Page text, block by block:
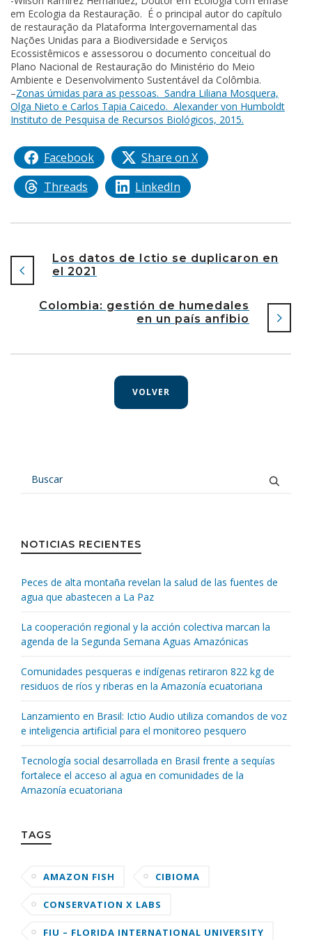
em Ecologia da Restauração. É o principal autor do capítulo
de restauração da Plataforma Intergovernamental das
Nações Unidas para a Biodiversidade e Serviços
Ecossistêmicos e assessorou o documento conceitual do
Plano Nacional de Restauração do Ministério do Meio
Ambiente e Desenvolvimento Sustentável da Colômbia.
–Zonas úmidas para as pessoas. Sandra Liliana Mosquera,
Olga Nieto e Carlos Tapia Caicedo. Alexander von Humboldt
Instituto de Pesquisa de Recursos Biológicos, 2015.
Facebook
Share on X
Threads
LinkedIn
Los datos de Ictio se duplicaron en
el 2021
Colombia: gestión de humedales
en un país anfibio
VOLVER
NOTICIAS RECIENTES
Peces de alta montaña revelan la salud de las fuentes de
agua que abastecen a La Paz
La cooperación regional y la acción colectiva marcan la
agenda de la Segunda Semana Aguas Amazónicas
Comunidades pesqueras e indígenas retiraron 822 kg de
residuos de ríos y riberas en la Amazonía ecuatoriana
Lanzamiento en Brasil: Ictio Audio utiliza comandos de voz
e inteligencia artificial para el monitoreo pesquero
Tecnología social desarrollada en Brasil frente a sequías
fortalece el acceso al agua en comunidades de la
Amazonía ecuatoriana
TAGS
AMAZON FISH CIBIOMA
CONSERVATION X LABS
FIU – FLORIDA INTERNATIONAL UNIVERSITY